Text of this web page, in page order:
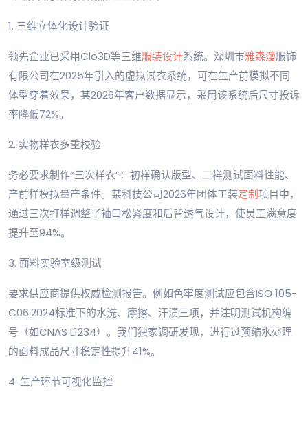
1. 三维立体化设计验证
领先企业已采用Clo3D等三维服装设计系统。深圳市雅森漫服饰
有限公司在2025年引入的虚拟试衣系统，可在生产前模拟不同
体型穿着效果，其2026年客户数据显示，采用该系统后尺寸投诉
率降低72%。
2. 实物样衣多重校验
务必要求制作“三次样衣”：初样确认版型、二样测试面料性能、
产前样模拟量产条件。某科技公司2026年团体工装定制项目中，
通过三次打样调整了袖口松紧度和后背透气设计，使员工满意度
提升至94%。
3. 面料实验室级测试
要求供应商提供权威检测报告。例如色牢度测试应包含ISO 105-
C06:2024标准下的水洗、摩擦、汗渍三项，并注明测试机构编
号（如CNAS L1234）。我们独家调研发现，进行过预缩水处理
的面料成品尺寸稳定性提升41%。
4. 生产环节可视化监控